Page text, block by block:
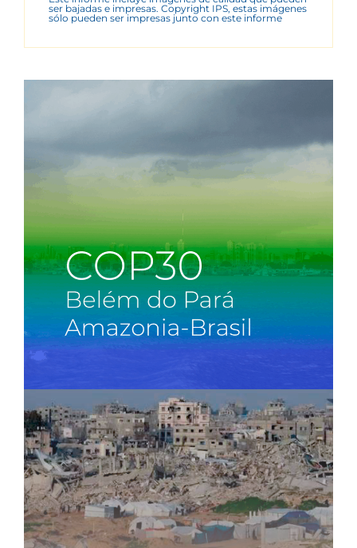
ser bajadas e impresas. Copyright IPS, estas imágenes
sólo pueden ser impresas junto con este informe